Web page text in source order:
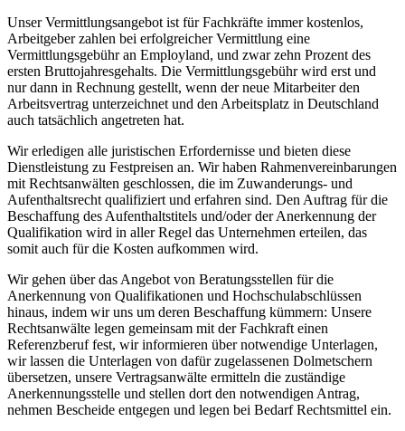
Unser Vermittlungsangebot ist für Fachkräfte immer kostenlos,
Arbeitgeber zahlen bei erfolgreicher Vermittlung eine
Vermittlungsgebühr an Employland, und zwar zehn Prozent des
ersten Bruttojahresgehalts. Die Vermittlungsgebühr wird erst und
nur dann in Rechnung gestellt, wenn der neue Mitarbeiter den
Arbeitsvertrag unterzeichnet und den Arbeitsplatz in Deutschland
auch tatsächlich angetreten hat.
Wir erledigen alle juristischen Erfordernisse und bieten diese
Dienstleistung zu Festpreisen an. Wir haben Rahmenvereinbarungen
mit Rechtsanwälten geschlossen, die im Zuwanderungs- und
Aufenthaltsrecht qualifiziert und erfahren sind. Den Auftrag für die
Beschaffung des Aufenthaltstitels und/oder der Anerkennung der
Qualifikation wird in aller Regel das Unternehmen erteilen, das
somit auch für die Kosten aufkommen wird.
Wir gehen über das Angebot von Beratungsstellen für die
Anerkennung von Qualifikationen und Hochschulabschlüssen
hinaus, indem wir uns um deren Beschaffung kümmern: Unsere
Rechtsanwälte legen gemeinsam mit der Fachkraft einen
Referenzberuf fest, wir informieren über notwendige Unterlagen,
wir lassen die Unterlagen von dafür zugelassenen Dolmetschern
übersetzen, unsere Vertragsanwälte ermitteln die zuständige
Anerkennungsstelle und stellen dort den notwendigen Antrag,
nehmen Bescheide entgegen und legen bei Bedarf Rechtsmittel ein.